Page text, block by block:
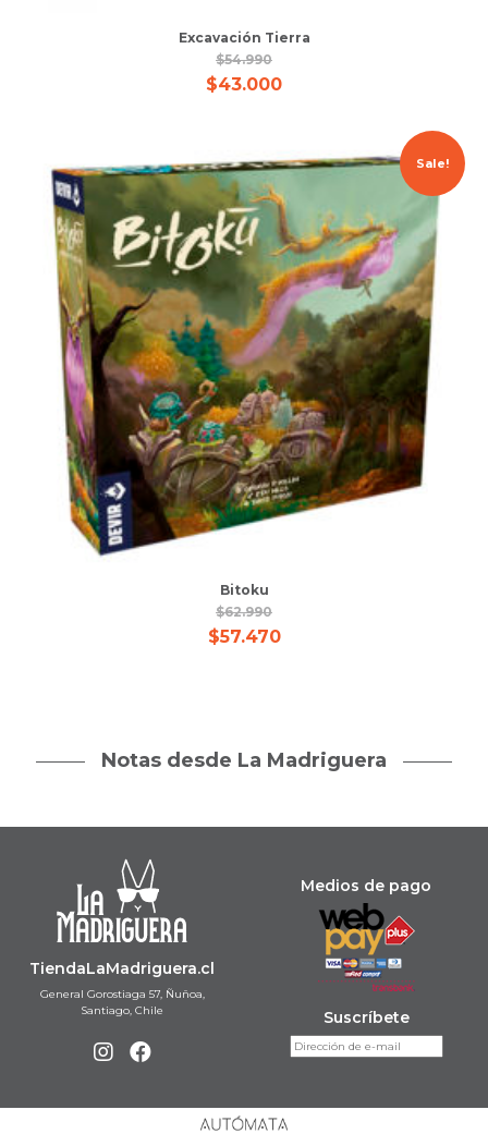
Excavación Tierra
$54.990
$43.000
Sale!
Bitoku
$62.990
$57.470
Notas desde La Madriguera
TiendaLaMadriguera.cl
General Gorostiaga 57, Ñuñoa,
Santiago, Chile
Medios de pago
Suscríbete